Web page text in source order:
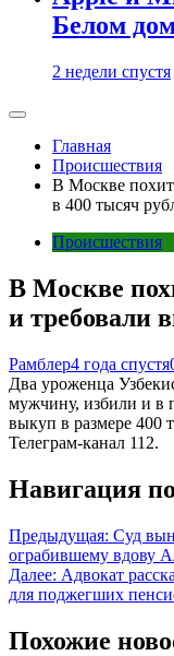
Белом
2 недели спустя
Главная
Происшествия
В Москве
в 400 тысяч
Происшествия
В Москве
и требовали
Рамблер4 года спустя
Два уроженца
мужчину, избили и в
выкуп в размере 400
Телеграм-канал 112.
Навигация
Предыдущая: Суд
ограбившему вдову
Далее: Адвокат
для поджегших
Похожие